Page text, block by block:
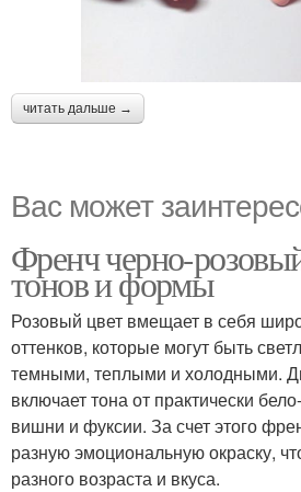
читать дальше →
Вас может
Френч черно-
тонов и формы
Розовый цвет вмещает в себя
оттенков, которые могут быть
темными, теплыми и холодными.
включает тона от практически
вишни и фуксии. За счет этого
разную эмоциональную окраску,
разного возраста и вкуса.